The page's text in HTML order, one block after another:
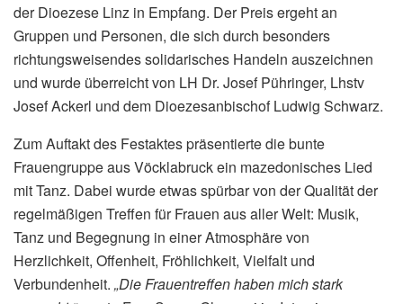
der Dioezese Linz in Empfang. Der Preis ergeht an
Gruppen und Personen, die sich durch besonders
richtungsweisendes solidarisches Handeln auszeichnen
und wurde überreicht von LH Dr. Josef Pühringer, Lhstv
Josef Ackerl und dem Dioezesanbischof Ludwig Schwarz.
Zum Auftakt des Festaktes präsentierte die bunte
Frauengruppe aus Vöcklabruck ein mazedonisches Lied
mit Tanz. Dabei wurde etwas spürbar von der Qualität der
regelmäßigen Treffen für Frauen aus aller Welt: Musik,
Tanz und Begegnung in einer Atmosphäre von
Herzlichkeit, Offenheit, Fröhlichkeit, Vielfalt und
Verbundenheit. „Die Frauentreffen haben mich stark